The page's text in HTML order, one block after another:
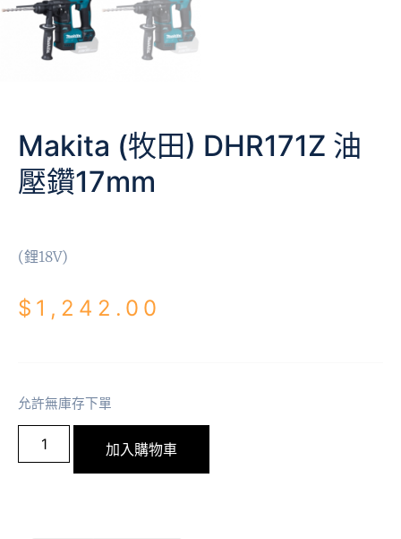
Makita (牧田) DHR171Z 油
壓鑽17mm
(鋰18V)
$ 1,242.00
允許無庫存下單
加入購物車